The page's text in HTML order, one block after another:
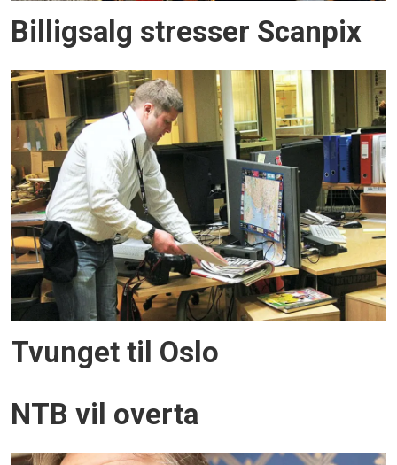
Billigsalg stresser Scanpix
Tvunget til Oslo
NTB vil overta